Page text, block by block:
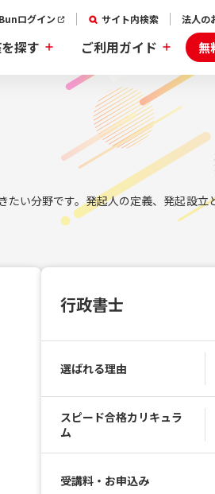
ログイン サイト内検索 法人の
探す ご利用ガイド 無
い分野です。発起人の定義、発起設立
行政書士
選ばれる理由
スピード合格カリキュラ
ム
受講料・お申込み